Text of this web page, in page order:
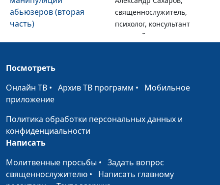
абьюзеров (вторая
часть)
священнослужитель,
психолог, консультант
по семейным
Как распознать
абьюзеров (первая
часть)
священнослужитель,
взаимоотношениям
Абьюзеры и тираны:
особенности мышления
Александр Сахаров,
священнослужитель,
психолог, консультант
Посмотреть
Онлайн ТВ • Архив ТВ программ • Мобильное
приложение
Политика обработки персональных данных и
конфиденциальности
Написать
Молитвенные просьбы • Задать вопрос
священнослужителю • Написать главному